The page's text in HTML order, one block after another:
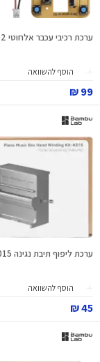
ערכת רכיבי עכבר אלחוטי Kit-002
הוסף להשוואה
99 ₪
ערכת ליפוף תיבת נגינה Kit-K015
הוסף להשוואה
45 ₪